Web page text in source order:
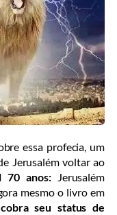
essa profecia, um
Jerusalém voltar ao
70 anos:Jerusalém
mesmo o livro em
seu status de